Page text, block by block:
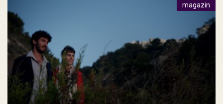
magazin